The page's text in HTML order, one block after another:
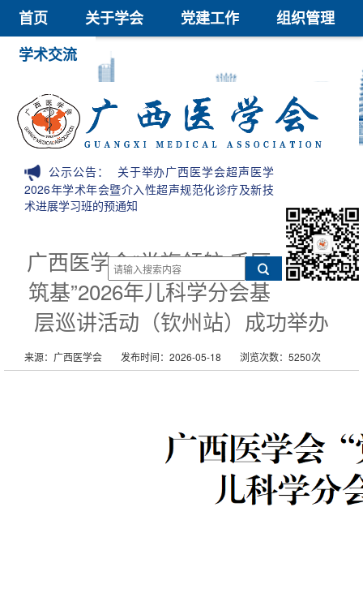
首页 关于学会 党建工作
组织管理
学术交流
继续教育
医学科技奖
信息公开
公示公告： 关于举办广西医学会超声医学
2026年学术年会暨介入性超声规范化诊疗及新技
术进展学习班的预通知
广西医学会“党旗领航·千匠
筑基”2026年儿科学分会基
层巡讲活动（钦州站）成功举办
来源：广西医学会 发布时间：2026-05-18 浏览次数：5250次